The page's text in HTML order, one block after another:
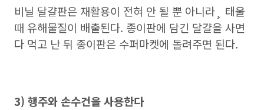
비닐 달걀판은 재활용이 전혀 안 될 뿐 아니라¸ 태울
때 유해물질이 배출된다. 종이판에 담긴 달걀을 사면
다 먹고 난 뒤 종이판은 수퍼마켓에 돌려주면 된다.
3) 행주와 손수건을 사용한다